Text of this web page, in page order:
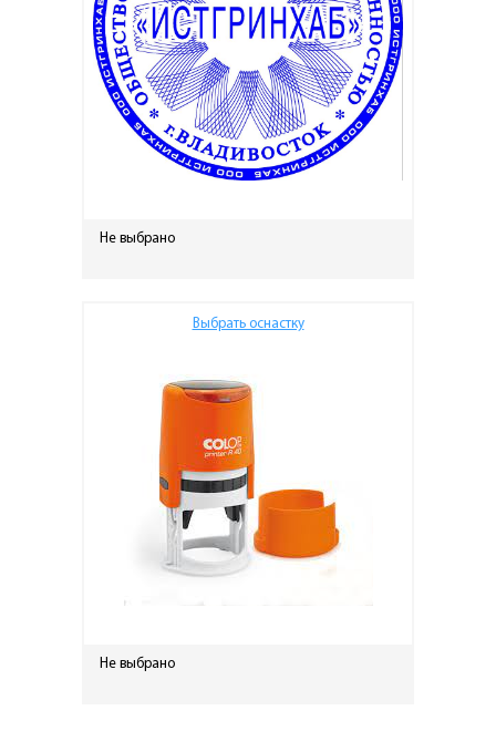
Не выбрано
Выбрать оснастку
Не выбрано